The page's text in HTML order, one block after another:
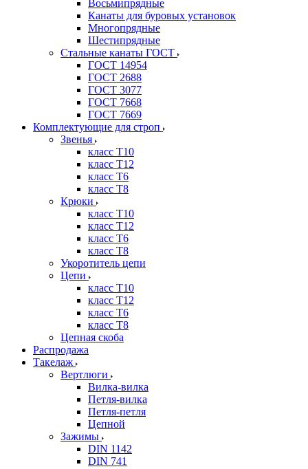
Восьмипрядные
Канаты для буровых установок
Многопрядные
Шестипрядные
Стальные канаты ГОСТ
ГОСТ 14954
ГОСТ 2688
ГОСТ 3077
ГОСТ 7668
ГОСТ 7669
Комплектующие для строп
Звенья
класс Т10
класс Т12
класс Т6
класс Т8
Крюки
класс Т10
класс Т12
класс Т6
класс Т8
Укоротитель цепи
Цепи
класс Т10
класс Т12
класс Т6
класс Т8
Цепная скоба
Распродажа
Такелаж
Вертлюги
Вилка-вилка
Петля-вилка
Петля-петля
Цепной
Зажимы
DIN 1142
DIN 741